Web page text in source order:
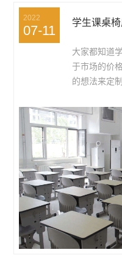
2022
07-11
大家都知道
于市场的价
的想法来定